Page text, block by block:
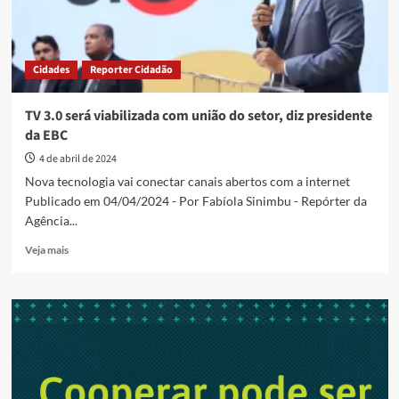
Cidades Reporter Cidadão
TV 3.0 será viabilizada com união do setor, diz presidente
da EBC
4 de abril de 2024
Nova tecnologia vai conectar canais abertos com a internet
Publicado em 04/04/2024 - Por Fabíola Sinimbu - Repórter da
Agência...
Veja maisRead
TV
3.0
união